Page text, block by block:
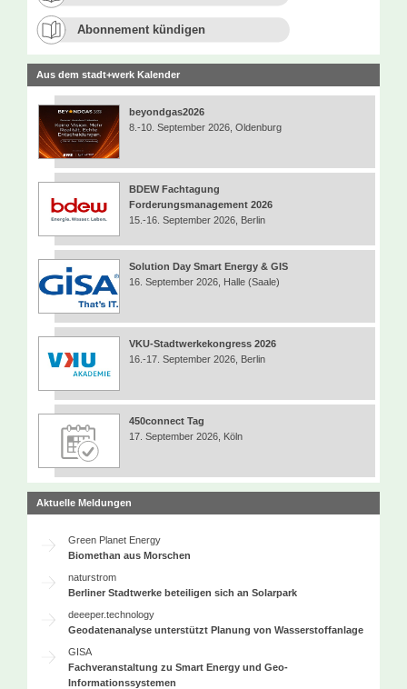
Abonnement kündigen
Aus dem stadt+werk Kalender
beyondgas2026
8.-10. September 2026, Oldenburg
BDEW Fachtagung
Forderungsmanagement 2026
15.-16. September 2026, Berlin
Solution Day Smart Energy & GIS
16. September 2026, Halle (Saale)
VKU-Stadtwerkekongress 2026
16.-17. September 2026, Berlin
450connect Tag
17. September 2026, Köln
Aktuelle Meldungen
Green Planet Energy
Biomethan aus Morschen
naturstrom
Berliner Stadtwerke beteiligen sich an Solarpark
deeeper.technology
Geodatenanalyse unterstützt Planung von Wasserstoffanlage
GISA
Fachveranstaltung zu Smart Energy und Geo-
Informationssystemen